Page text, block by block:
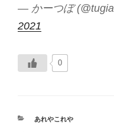
— かーつぼ
2021
0
カ
あれやこれや